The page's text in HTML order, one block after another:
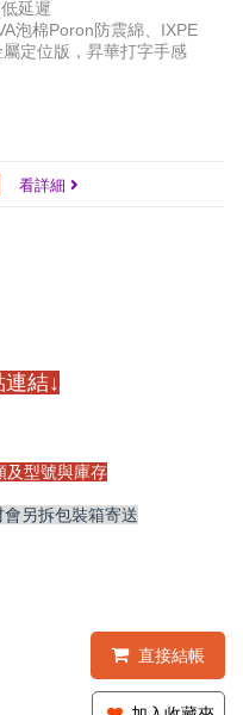
延遲
泡棉Poron防震綿、IXPE
定位版，昇華打字手感
看詳細
結↓
及型號與庫存
會另拆包裝箱寄送
直接結帳